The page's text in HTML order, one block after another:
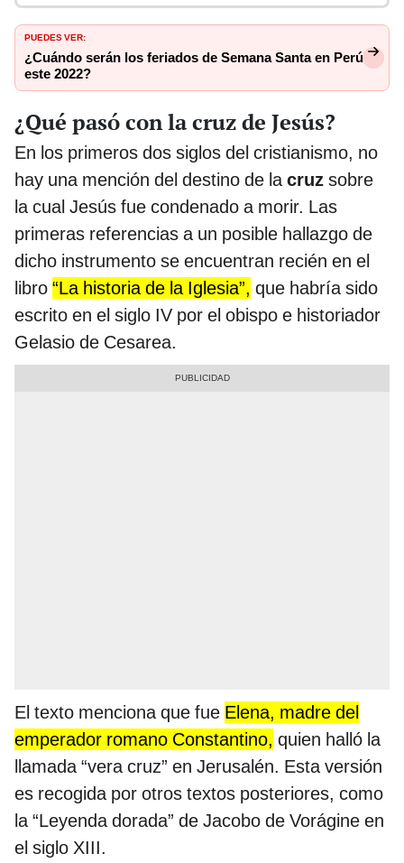
PUEDES VER:
¿Cuándo serán los feriados de Semana Santa en Perú
este 2022?
¿Qué pasó con la cruz de Jesús?
En los primeros dos siglos del cristianismo, no
hay una mención del destino de lacruz sobre
la cual Jesús fue condenado a morir. Las
primeras referencias a un posible hallazgo de
dicho instrumento se encuentran recién en el
libro “La historia de la Iglesia”, que habría sido
escrito en el siglo IV por el obispo e historiador
Gelasio de Cesarea.
El texto menciona que fue Elena, madre del
emperador romano Constantino, quien halló la
llamada “vera cruz” en Jerusalén. Esta versión
es recogida por otros textos posteriores, como
la “Leyenda dorada” de Jacobo de Vorágine en
el siglo XIII.